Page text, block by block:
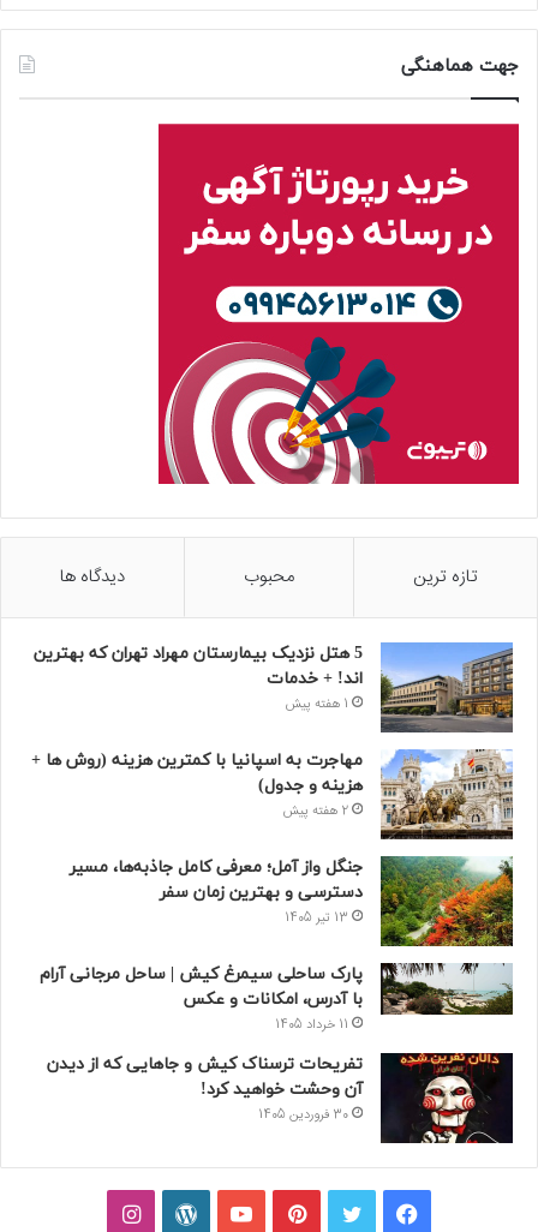
جهت هماهنگی
تازه ترین محبوب دیدگاه ها
5 هتل نزدیک بیمارستان مهراد تهران که بهترین‌
اند! + خدمات
1 هفته پیش
مهاجرت به اسپانیا با کمترین هزینه (روش ها +
هزینه و جدول)
2 هفته پیش
جنگل واز آمل؛ معرفی کامل جاذبه‌ها، مسیر
دسترسی و بهترین زمان سفر
13 تیر 1405
پارک ساحلی سیمرغ کیش | ساحل مرجانی آرام
با آدرس، امکانات و عکس
11 خرداد 1405
تفریحات ترسناک کیش و جاهایی که از دیدن
آن وحشت خواهید کرد!
30 فروردین 1405
فیسبوکتوییترپینتریستیوتیوبوردپرساینستاگرام